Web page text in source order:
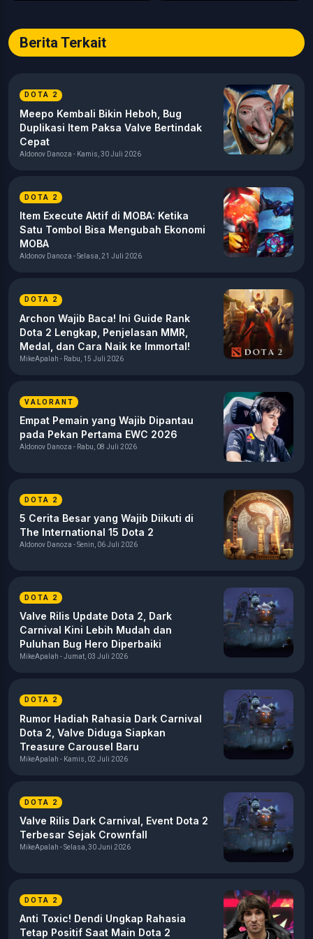
Berita Terkait
DOTA 2
Meepo Kembali Bikin Heboh, Bug
Duplikasi Item Paksa Valve Bertindak
Cepat
Aldonov Danoza - Kamis, 30 Juli 2026
DOTA 2
Item Execute Aktif di MOBA: Ketika
Satu Tombol Bisa Mengubah Ekonomi
MOBA
Aldonov Danoza - Selasa, 21 Juli 2026
DOTA 2
Archon Wajib Baca! Ini Guide Rank
Dota 2 Lengkap, Penjelasan MMR,
Medal, dan Cara Naik ke Immortal!
MikeApalah - Rabu, 15 Juli 2026
VALORANT
Empat Pemain yang Wajib Dipantau
pada Pekan Pertama EWC 2026
Aldonov Danoza - Rabu, 08 Juli 2026
DOTA 2
5 Cerita Besar yang Wajib Diikuti di
The International 15 Dota 2
Aldonov Danoza - Senin, 06 Juli 2026
DOTA 2
Valve Rilis Update Dota 2, Dark
Carnival Kini Lebih Mudah dan
Puluhan Bug Hero Diperbaiki
MikeApalah - Jumat, 03 Juli 2026
DOTA 2
Rumor Hadiah Rahasia Dark Carnival
Dota 2, Valve Diduga Siapkan
Treasure Carousel Baru
MikeApalah - Kamis, 02 Juli 2026
DOTA 2
Valve Rilis Dark Carnival, Event Dota 2
Terbesar Sejak Crownfall
MikeApalah - Selasa, 30 Juni 2026
DOTA 2
Anti Toxic! Dendi Ungkap Rahasia
Tetap Positif Saat Main Dota 2